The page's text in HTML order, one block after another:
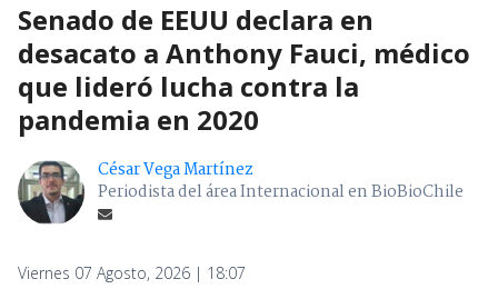
Senado de EEUU declara en
desacato a Anthony Fauci, médico
que lideró lucha contra la
pandemia en 2020
César Vega Martínez
Periodista del área Internacional en BioBioChile
Viernes 07 Agosto, 2026 | 18:07